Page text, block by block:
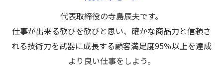
代表取締役の寺島辰夫です。
仕事が出来る歓びを歓びと思い、確かな商品力と信頼さ
れる技術力を武器に成長する顧客満足度95％以上を達成
より良い仕事をしよう。